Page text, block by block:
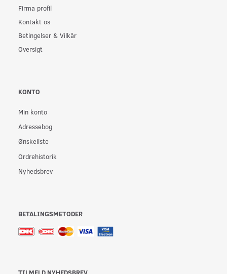
Firma profil
Kontakt os
Betingelser & Vilkår
Oversigt
KONTO
Min konto
Adressebog
Ønskeliste
Ordrehistorik
Nyhedsbrev
BETALINGSMETODER
TILMELD NYHEDSBREV